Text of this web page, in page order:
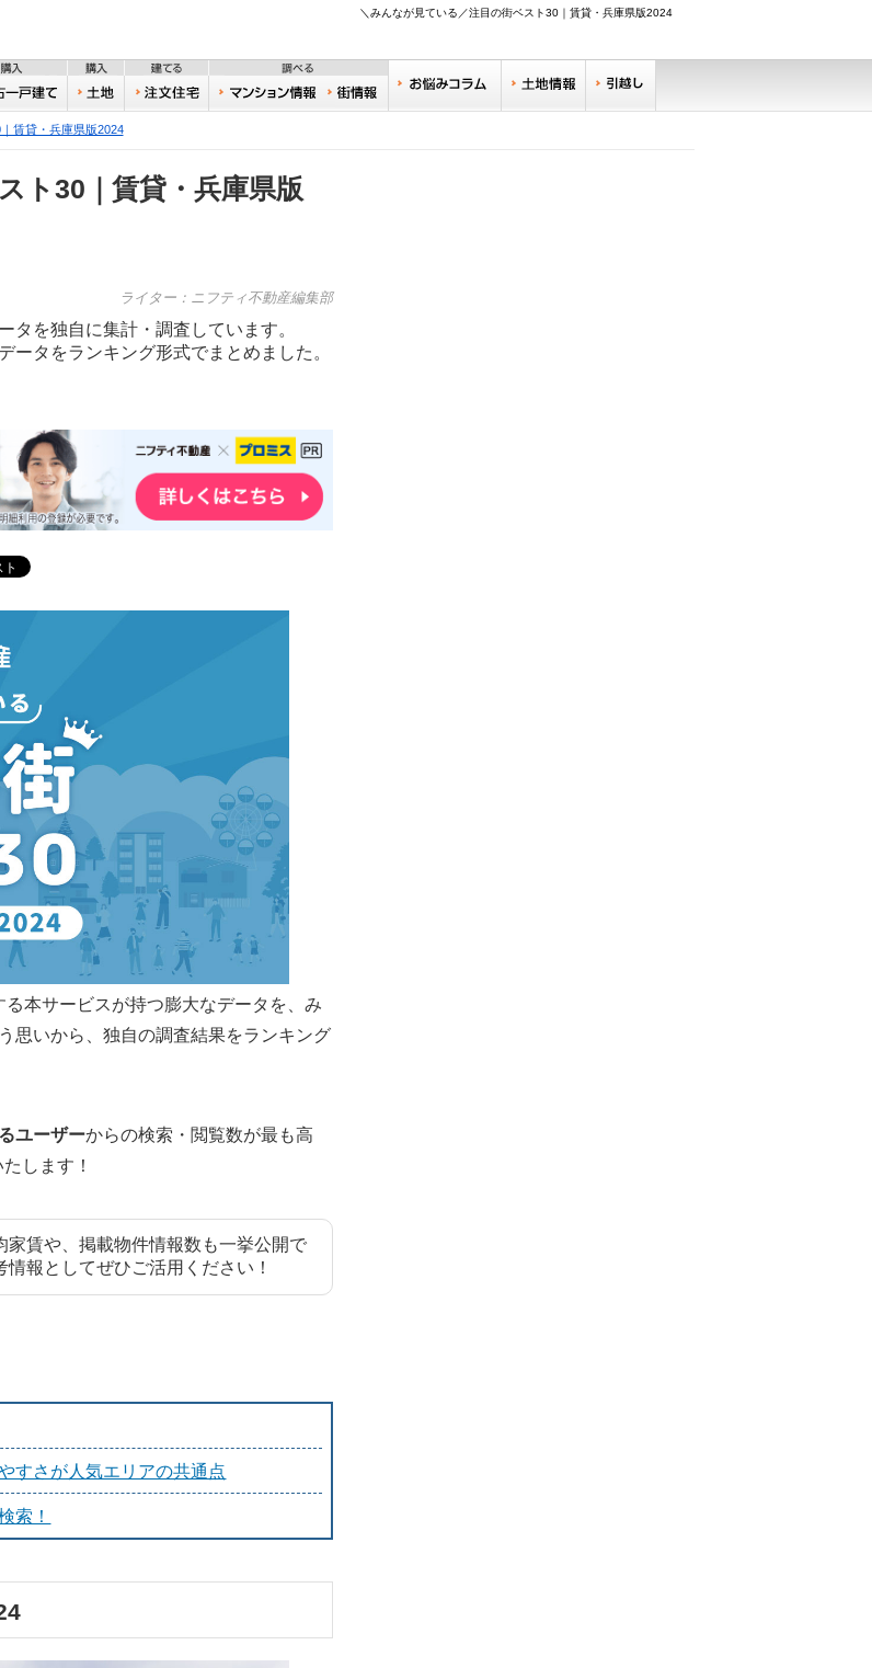
＼みんなが見ている／注目の街ベスト30｜賃貸・兵庫県版2024
入 中古住宅・中古物件購入
購入
ンション 中古一戸建て
土地 注文住宅 おうちリサーチ住みやすい街サーチ
賃貸・兵庫県版2024
ト30｜賃貸・兵庫県版
ライター：ニフティ不動産編集部
タを独自に集計・調査しています。
タをランキング形式でまとめました。
本サービスが持つ膨大なデータを、み
思いから、独自の調査結果をランキング
ユーザーからの検索・閲覧数が最も高
します！
賃や、掲載物件情報数も⼀挙公開で
報としてぜひご活用ください！
すさが人気エリアの共通点
索！